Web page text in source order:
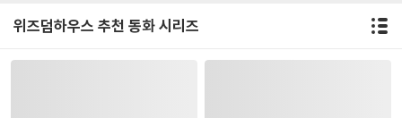
위즈덤하우스 추천 동화 시리즈